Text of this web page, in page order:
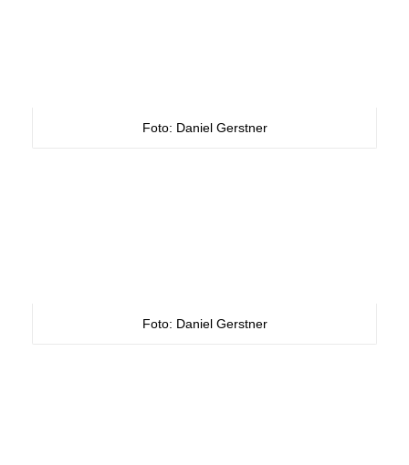
Foto: Daniel Gerstner
Foto: Daniel Gerstner